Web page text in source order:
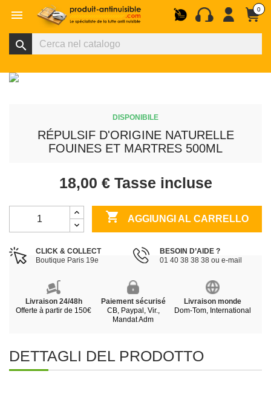
 0
search
DISPONIBILE
RÉPULSIF D'ORIGINE NATURELLE
FOUINES ET MARTRES 500ML
18,00 € Tasse incluse
 AGGIUNGI AL CARRELLO
CLICK & COLLECT
Boutique Paris 19e
BESOIN D’AIDE ?
01 40 38 38 38 ou e-mail
Livraison 24/48h
Offerte à partir de 150€
Paiement sécurisé
CB, Paypal, Vir.,
Mandat Adm
Livraison monde
Dom-Tom, International
DETTAGLI DEL PRODOTTO